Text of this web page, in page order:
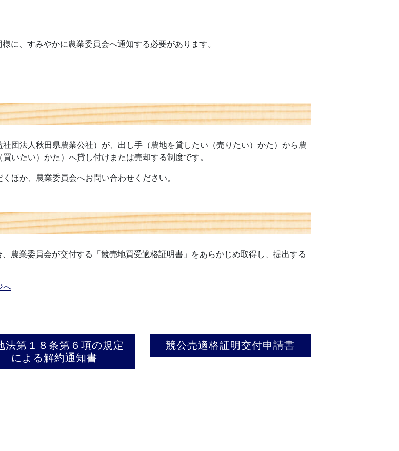
に、すみやかに農業委員会へ通知する必要があります。
団法人秋田県農業公社）が、出し手（農地を貸したい（売りたい）かた）から農
いたい）かた）へ貸し付けまたは売却する制度です。
くほか、農業委員会へお問い合わせください。
農業委員会が交付する「競売地買受適格証明書」をあらかじめ取得し、提出する
へ
法第１８条第６項の規定
による解約通知書
競公売適格証明交付申請書